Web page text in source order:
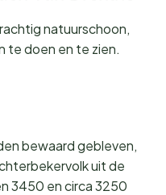
natuurschoon,
te doen en te zien.
bewaard gebleven,
uit de
3450 en circa 3250